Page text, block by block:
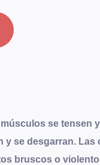
se tensen
se desgarran.
bruscos o